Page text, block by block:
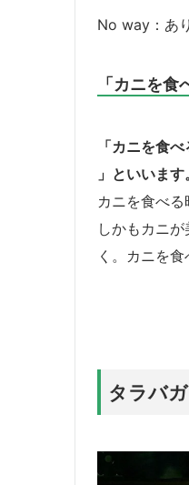
No way：あ
「カニを
「カニを食
」といいます。
カニを食べ
しかもカニ
く。カニを
タラバ